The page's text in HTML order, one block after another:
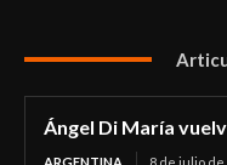
Ángel Di María
ARGENTINA 8 de julio de